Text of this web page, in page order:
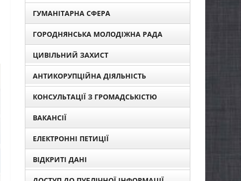
ГУМАНІТАРНА СФЕРА
ГОРОДНЯНСЬКА МОЛОДІЖНА РАДА
ЦИВІЛЬНИЙ ЗАХИСТ
АНТИКОРУПЦІЙНА ДІЯЛЬНІСТЬ
КОНСУЛЬТАЦІЇ З ГРОМАДСЬКІСТЮ
ВАКАНСІЇ
ЕЛЕКТРОННІ ПЕТИЦІЇ
ВІДКРИТІ ДАНІ